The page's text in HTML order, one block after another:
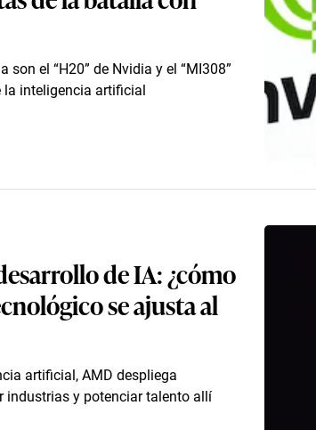
el “H20” de Nvidia y el “MI308”
la inteligencia artificial
de IA: ¿cómo
se ajusta al
artificial, AMD despliega
industrias y potenciar talento allí